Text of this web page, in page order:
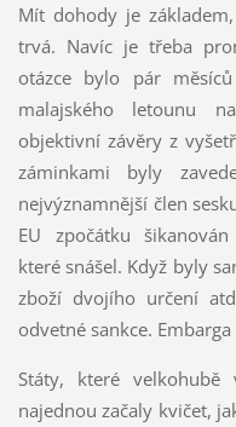
Mít dohody je
trvá. Navíc je třeba
otázce bylo pár
malajského letounu
objektivní závěry z
záminkami byly
nejvýznamnější člen
EU zpočátku
které snášel. Když byly
zboží dvojího určení
odvetné sankce.
Státy, které
najednou začaly kvičet,